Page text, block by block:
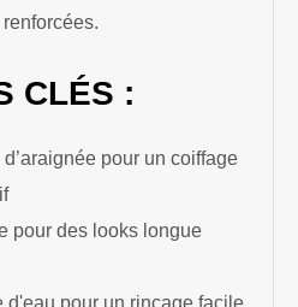
CLÉS :
pour un coiffage
pour des looks longue
d'eau pour un rinçage facile